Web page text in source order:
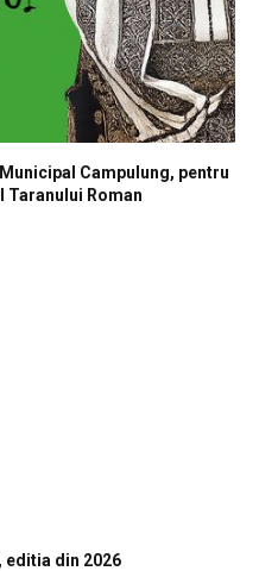
Campulung, pentru
Taranului Roman
editia din 2026